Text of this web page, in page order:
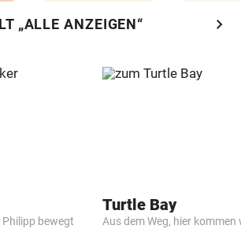
„ALLE ANZEIGEN“ chevron_right
bewegt
Turtle Bay
Aus dem Weg, hier kommen